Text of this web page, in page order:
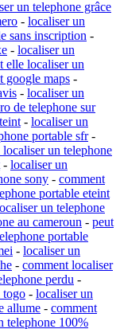
un telephone grâce
- localiser un
sans inscription -
- localiser un
elle localiser un
google maps -
- localiser un
de telephone sur
- localiser un
portable sfr-
un telephone
- localiser un
sony - comment
portable eteint
un telephone
au cameroun - peut
portable
- localiser un
- comment localiser
perdu -
togo - localiser un
allume - comment
telephone 100%